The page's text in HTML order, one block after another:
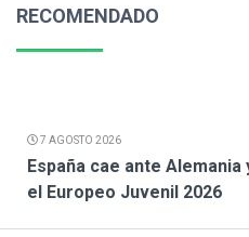
RECOMENDADO
7 AGOSTO 2026
España cae ante
el Europeo Juvenil 2026